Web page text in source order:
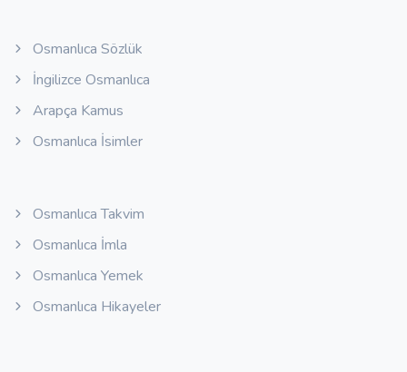
Osmanlıca Sözlük
İngilizce Osmanlıca
Arapça Kamus
Osmanlıca İsimler
Osmanlıca Takvim
Osmanlıca İmla
Osmanlıca Yemek
Osmanlıca Hikayeler